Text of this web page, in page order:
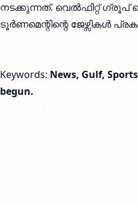
നടക്കുന്നത്. വെൽഫിറ്റ് ഗ്രൂപ്
ടൂർണമെന്റിന്റെ ജേഴ്സികൾ
Keywords: News, Gulf,
begun.